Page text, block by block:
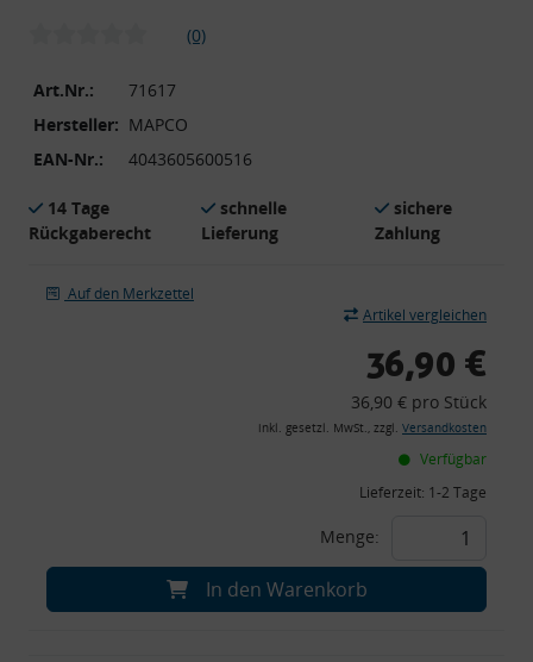
(0)
Art.Nr.:
71617
Hersteller: MAPCO
EAN-Nr.:
4043605600516
14 Tage
Rückgaberecht
schnelle
Lieferung
sichere
Zahlung
Auf den Merkzettel
Artikel vergleichen
36,90 €
36,90 € pro Stück
inkl. gesetzl. MwSt., zzgl. Versandkosten
Verfügbar
Lieferzeit: 1-2 Tage
Menge:
In den Warenkorb